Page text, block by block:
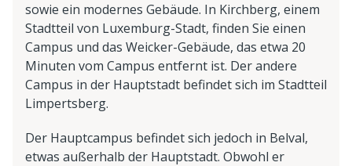
sowie ein modernes Gebäude. In Kirchberg, einem
Stadtteil von Luxemburg-Stadt, finden Sie einen
Campus und das Weicker-Gebäude, das etwa 20
Minuten vom Campus entfernt ist. Der andere
Campus in der Hauptstadt befindet sich im Stadtteil
Limpertsberg.
Der Hauptcampus befindet sich jedoch in Belval,
etwas außerhalb der Hauptstadt. Obwohl er